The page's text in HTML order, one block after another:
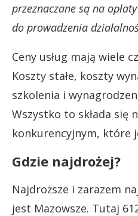
przeznaczane są na
do prowadzenia
Ceny usług mają wiele
Koszty stałe, koszty
szkolenia i
Wszystko to składa się
konkurencyjnym, które
Gdzie najdrożej?
Najdroższe i zarazem
jest Mazowsze. Tutaj